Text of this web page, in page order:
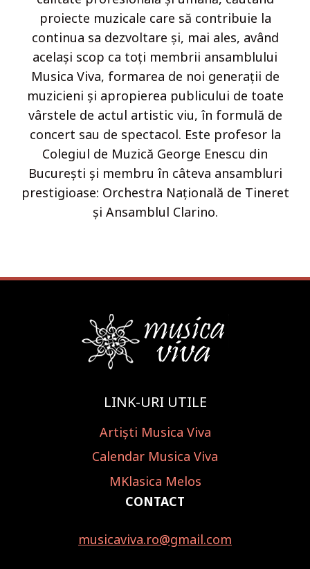
proiecte muzicale care să contribuie la
continua sa dezvoltare şi, mai ales, având
acelaşi scop ca toţi membrii ansamblului
Musica Viva, formarea de noi generaţii de
muzicieni şi apropierea publicului de toate
vârstele de actul artistic viu, în formulă de
concert sau de spectacol. Este profesor la
Colegiul de Muzică George Enescu din
Bucureşti şi membru în câteva ansambluri
prestigioase: Orchestra Naţională de Tineret
şi Ansamblul Clarino.
LINK-URI UTILE
Artiști Musica Viva
Calendar Musica Viva
MKlasica Melos
CONTACT
musicaviva.ro@gmail.com